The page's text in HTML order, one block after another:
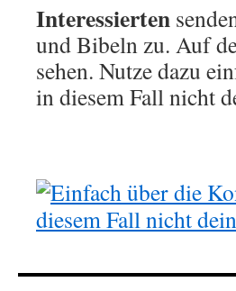
Interessierten
und Bibeln zu. Auf
sehen. Nutze dazu
in diesem Fall nicht